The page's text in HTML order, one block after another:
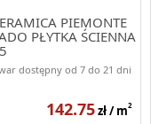
PIEMONTE
PŁYTKA ŚCIENNA
dostępny od 7 do 21 dni
142.75zł / m2